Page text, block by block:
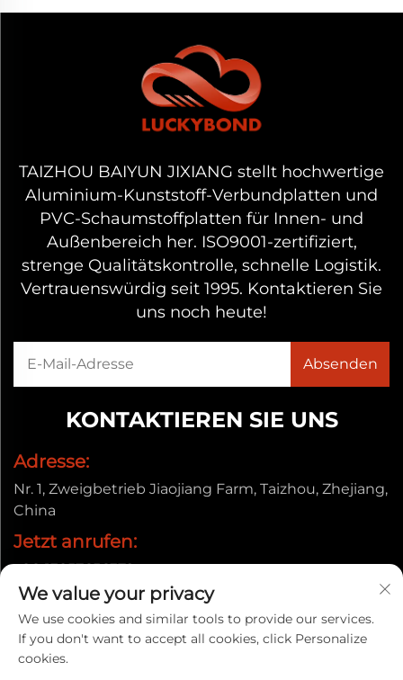
TAIZHOU BAIYUN JIXIANG stellt hochwertige
Aluminium-Kunststoff-Verbundplatten und
PVC-Schaumstoffplatten für Innen- und
Außenbereich her. ISO9001-zertifiziert,
strenge Qualitätskontrolle, schnelle Logistik.
Vertrauenswürdig seit 1995. Kontaktieren Sie
uns noch heute!
KONTAKTIEREN SIE UNS
Adresse:
Nr. 1, Zweigbetrieb Jiaojiang Farm, Taizhou, Zhejiang,
China
Jetzt anrufen:
+86-13857656372
E-Mail:
[email protected]
We value your privacy
We use cookies and similar tools to provide our services.
If you don't want to accept all cookies, click Personalize
cookies.